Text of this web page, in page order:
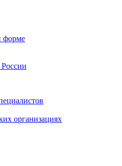
форме
России
организациях